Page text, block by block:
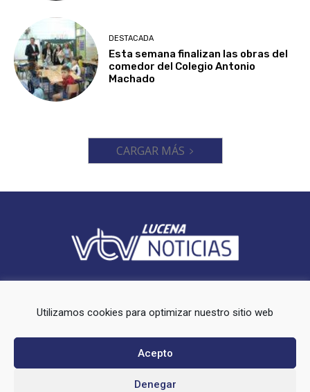
Utilizamos cookies para optimizar nuestro sitio web
Acepto
Denegar
DESTACADA
Esta semana finalizan las obras del
comedor del Colegio Antonio
Machado
CARGAR MÁS